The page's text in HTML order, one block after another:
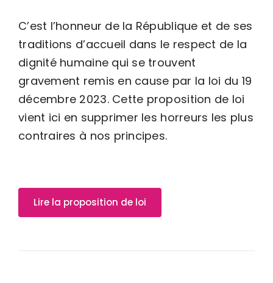
C’est l’honneur de la République et de ses
traditions d’accueil dans le respect de la
dignité humaine qui se trouvent
gravement remis en cause par la loi du 19
décembre 2023. Cette proposition de loi
vient ici en supprimer les horreurs les plus
contraires à nos principes.
Lire la proposition de loi